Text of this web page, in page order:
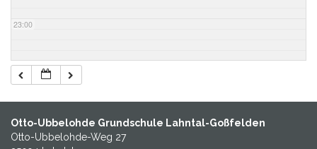
23:00
Otto-Ubbelohde Grundschule Lahntal-Goßfelden
Otto-Ubbelohde-Weg 27